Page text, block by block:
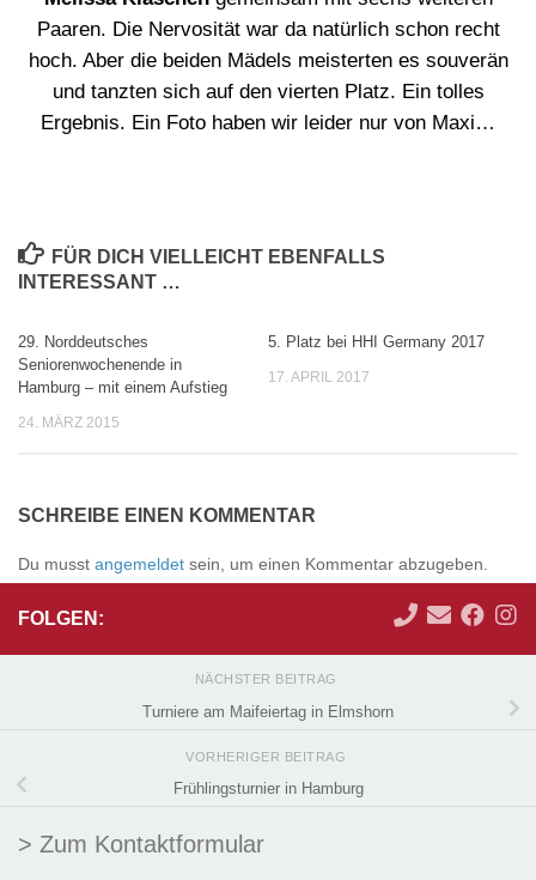
Paaren. Die Nervosität war da natürlich schon recht
hoch. Aber die beiden Mädels meisterten es souverän
und tanzten sich auf den vierten Platz. Ein tolles
Ergebnis. Ein Foto haben wir leider nur von Maxi…
FÜR DICH VIELLEICHT EBENFALLS
INTERESSANT …
29. Norddeutsches
Seniorenwochenende in
Hamburg – mit einem Aufstieg
24. MÄRZ 2015
5. Platz bei HHI Germany 2017
17. APRIL 2017
SCHREIBE EINEN KOMMENTAR
Du musst angemeldet sein, um einen Kommentar abzugeben.
FOLGEN:
NÄCHSTER BEITRAG
Turniere am Maifeiertag in Elmshorn
VORHERIGER BEITRAG
Frühlingsturnier in Hamburg
> Zum Kontaktformular